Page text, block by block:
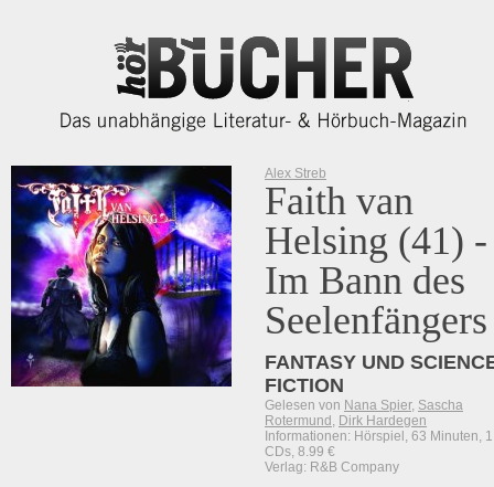
Alex Streb
Faith van
Helsing (41) -
Im Bann des
Seelenfängers
FANTASY UND
FICTION
Gelesen von Nana Spier, Sascha
Rotermund , Dirk Hardegen
Informationen: Hörspiel, 63 Minuten, 1
CDs, 8.99 €
Verlag: R&B Company